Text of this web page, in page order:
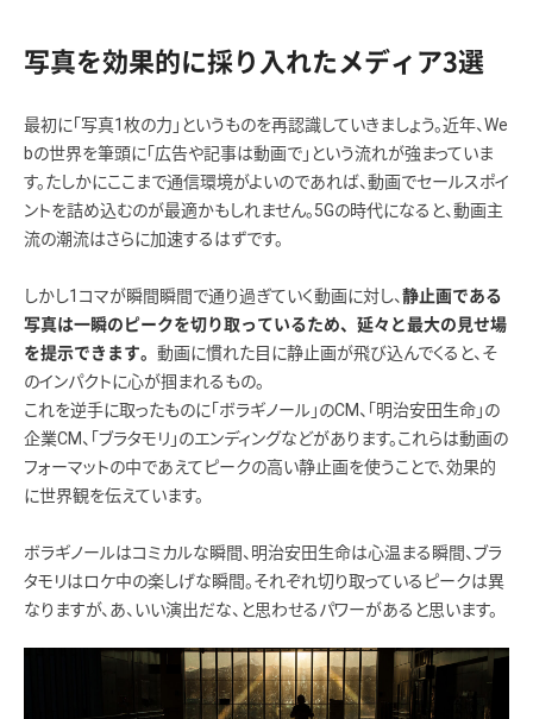
写真を効果的に採り入れたメディア3選
最初に「写真1枚の力」というものを再認識していきましょう。近年、We
bの世界を筆頭に「広告や記事は動画で」という流れが強まっていま
す。たしかにここまで通信環境がよいのであれば、動画でセールスポイ
ントを詰め込むのが最適かもしれません。5Gの時代になると、動画主
流の潮流はさらに加速するはずです。
しかし1コマが瞬間瞬間で通り過ぎていく動画に対し、 静止画である
写真は一瞬のピークを切り取っているため、延々と最大の見せ場
を提示できます。 動画に慣れた目に静止画が飛び込んでくると、そ
のインパクトに心が掴まれるもの。
これを逆手に取ったものに「ボラギノール」のCM、「明治安田生命」の
企業CM、「ブラタモリ」のエンディングなどがあります。これらは動画の
フォーマットの中であえてピークの高い静止画を使うことで、効果的
に世界観を伝えています。
ボラギノールはコミカルな瞬間、明治安田生命は心温まる瞬間、ブラ
タモリはロケ中の楽しげな瞬間。それぞれ切り取っているピークは異
なりますが、あ、いい演出だな、と思わせるパワーがあると思います。